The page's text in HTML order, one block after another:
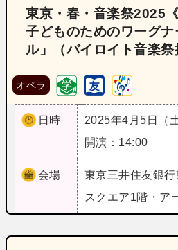
東京・春・音楽祭2025
子どものためのワーグ
ル」（バイロイト音楽祭
オペラ
日時
2025年4月5日（土
開演：14:00
会場 東京三井住友銀行
スクエア1階・ア